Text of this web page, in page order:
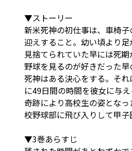
▼ストーリー
新米死神の初仕事は、車椅
迎えすること。幼い頃より
見捨てられていた早には死
野球を見るのが好きだった
死神はある決心をする。そ
に49日間の時間を彼女に与
奇跡により高校生の姿とな
校野球部に飛び入りして甲子
▼3巻あらすじ